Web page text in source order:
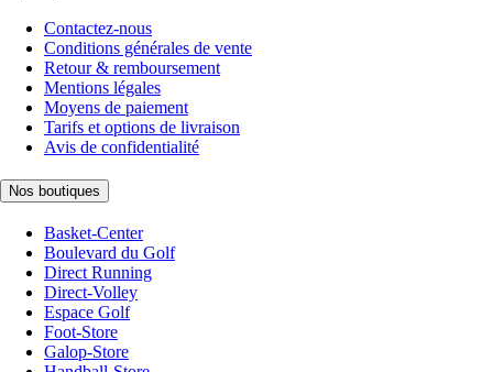
Contactez-nous
Conditions générales de vente
Retour & remboursement
Mentions légales
Moyens de paiement
Tarifs et options de livraison
Avis de confidentialité
Nos boutiques
Basket-Center
Boulevard du Golf
Direct Running
Direct-Volley
Espace Golf
Foot-Store
Galop-Store